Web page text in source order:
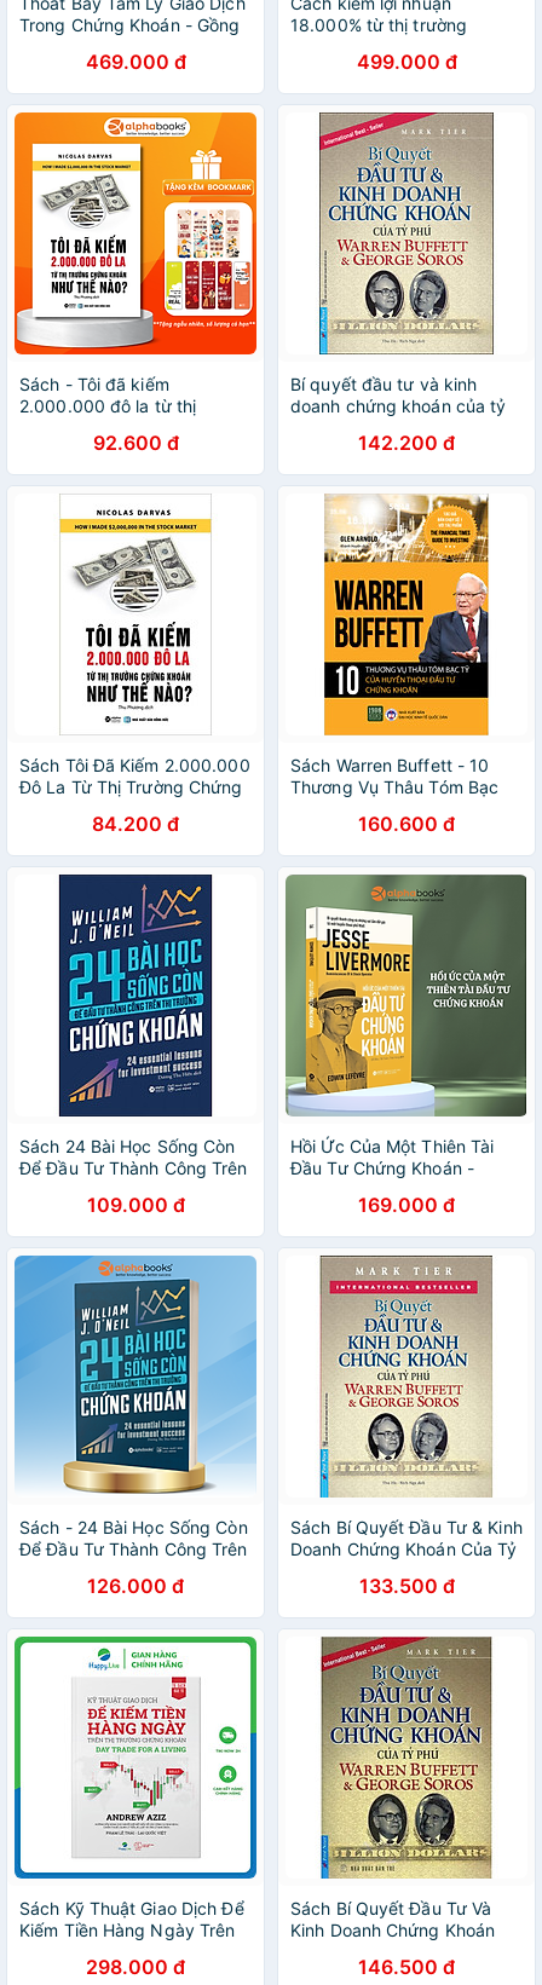
Trong Chứng Khoán - Gồng
469.000 đ
18.000% từ thị trường
An O'Neil Disciple
499.000 đ
Sách - Tôi đã kiếm
2.000.000 đô la từ thị
92.600 đ
Bí quyết đầu tư và kinh
doanh chứng khoán của tỷ
142.200 đ
Sách Tôi Đã Kiếm 2.000.000
Đô La Từ Thị Trường Chứng
84.200 đ
Sách Warren Buffett - 10
Thương Vụ Thâu Tóm Bạc
Chứng Khoán160.600 đ
Sách 24 Bài Học Sống Còn
Để Đầu Tư Thành Công Trên
109.000 đ
Hồi Ức Của Một Thiên Tài
Đầu Tư Chứng Khoán -
Reminiscences Of A Stock
Operator - AL
169.000 đ
Sách - 24 Bài Học Sống Còn
Để Đầu Tư Thành Công Trên
(Tái Bản 2018)126.000 đ
Sách Bí Quyết Đầu Tư & Kinh
Doanh Chứng Khoán Của Tỷ
George Soros (Tái Bản)
133.500 đ
Sách Kỹ Thuật Giao Dịch Để
Kiếm Tiền Hàng Ngày Trên
Day Trade For A Living
298.000 đ
Sách Bí Quyết Đầu Tư Và
Kinh Doanh Chứng Khoán
Và George Soros (Tái Bản)
146.500 đ